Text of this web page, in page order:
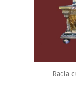
Racla